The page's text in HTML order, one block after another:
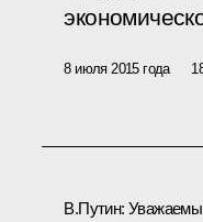
8 июля 2015 года
В.Путин: